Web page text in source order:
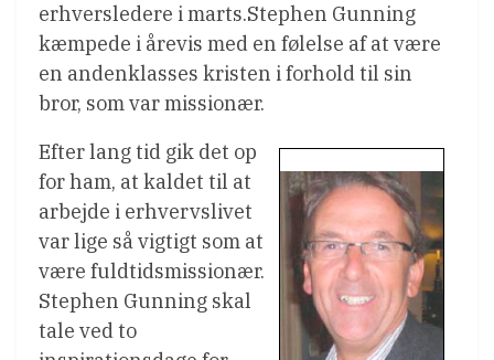
erhversledere i marts.Stephen Gunning
kæmpede i årevis med en følelse af at være
en andenklasses kristen i forhold til sin
bror, som var missionær.
Efter lang tid gik det op
for ham, at kaldet til at
arbejde i erhvervslivet
var lige så vigtigt som at
være fuldtidsmissionær.
Stephen Gunning skal
tale ved to